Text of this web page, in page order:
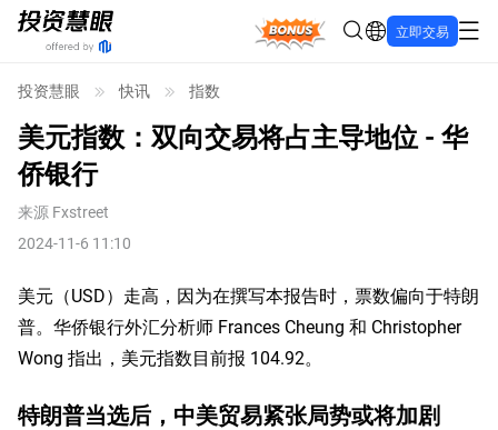
Bonus 立即交易
投资慧眼 快讯 指数
美元指数：双向交易将占主导地位 - 华
侨银行
来源 Fxstreet
2024-11-6 11:10
美元（USD）走高，因为在撰写本报告时，票数偏向于特朗
普。华侨银行外汇分析师 Frances Cheung 和 Christopher
Wong 指出，美元指数目前报 104.92。
特朗普当选后，中美贸易紧张局势或将加剧